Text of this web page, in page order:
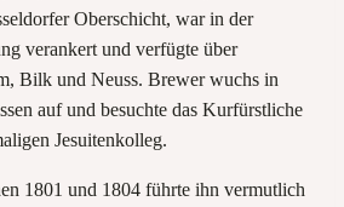
Oberschicht, war in der
verankert und verfügte über
Bilk und Neuss. Brewer wuchs in
auf und besuchte das Kurfürstliche
Jesuitenkolleg.
1801 und 1804 führte ihn vermutlich